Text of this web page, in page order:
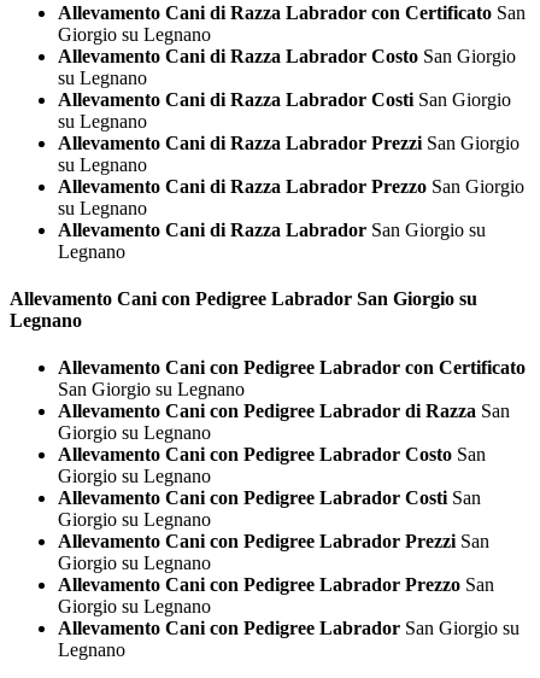
Allevamento Cani di Razza Labrador con Certificato San
Giorgio su Legnano
Allevamento Cani di Razza Labrador Costo San Giorgio
su Legnano
Allevamento Cani di Razza Labrador Costi San Giorgio
su Legnano
Allevamento Cani di Razza Labrador Prezzi San Giorgio
su Legnano
Allevamento Cani di Razza Labrador Prezzo San Giorgio
su Legnano
Allevamento Cani di Razza Labrador San Giorgio su
Legnano
Allevamento Cani con Pedigree Labrador San Giorgio su
Legnano
Allevamento Cani con Pedigree Labrador con Certificato
San Giorgio su Legnano
Allevamento Cani con Pedigree Labrador di Razza San
Giorgio su Legnano
Allevamento Cani con Pedigree Labrador Costo San
Giorgio su Legnano
Allevamento Cani con Pedigree Labrador Costi San
Giorgio su Legnano
Allevamento Cani con Pedigree Labrador Prezzi San
Giorgio su Legnano
Allevamento Cani con Pedigree Labrador Prezzo San
Giorgio su Legnano
Allevamento Cani con Pedigree Labrador San Giorgio su
Legnano